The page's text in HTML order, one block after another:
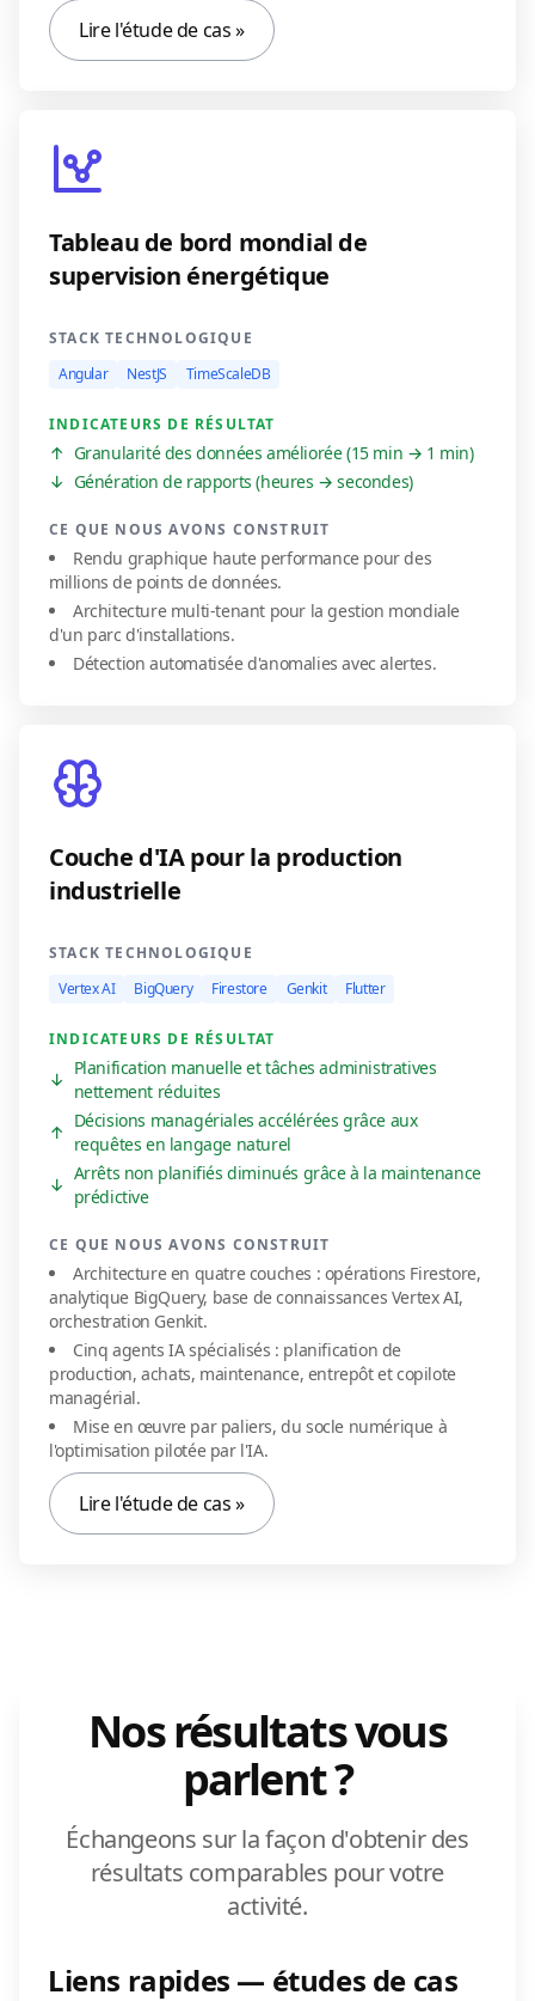
Lire l'étude de cas »
Tableau de bord mondial de
supervision énergétique
STACK TECHNOLOGIQUE
Angular
NestJS TimeScaleDB
INDICATEURS DE RÉSULTAT
↑ Granularité des données améliorée (15 min → 1 min)
↓ Génération de rapports (heures → secondes)
CE QUE NOUS AVONS CONSTRUIT
Rendu graphique haute performance pour des
millions de points de données.
Architecture multi-tenant pour la gestion mondiale
d'un parc d'installations.
Détection automatisée d'anomalies avec alertes.
Couche d'IA pour la production
industrielle
STACK TECHNOLOGIQUE
Vertex AI
BigQuery Firestore Genkit Flutter
INDICATEURS DE RÉSULTAT
↓
Planification manuelle et tâches administratives
nettement réduites
↑
Décisions managériales accélérées grâce aux
requêtes en langage naturel
↓
Arrêts non planifiés diminués grâce à la maintenance
prédictive
CE QUE NOUS AVONS CONSTRUIT
Architecture en quatre couches : opérations Firestore,
analytique BigQuery, base de connaissances Vertex AI,
orchestration Genkit.
Cinq agents IA spécialisés : planification de
production, achats, maintenance, entrepôt et copilote
managérial.
Mise en œuvre par paliers, du socle numérique à
l'optimisation pilotée par l'IA.
Lire l'étude de cas »
Nos résultats vous
parlent ?
Échangeons sur la façon d'obtenir des
résultats comparables pour votre
activité.
Liens rapides — études de cas